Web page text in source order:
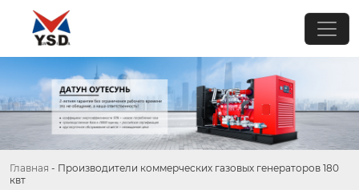
Главная - Производители коммерческих газовых генераторов 180
квт